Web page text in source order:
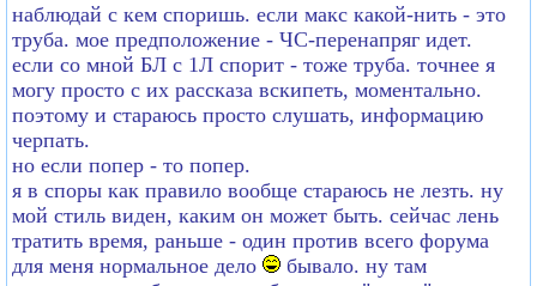
наблюдай с кем споришь. если макс какой-нить - это
труба. мое предположение - ЧС-перенапряг идет.
если со мной БЛ с 1Л спорит - тоже труба. точнее я
могу просто с их рассказа вскипеть, моментально.
поэтому и стараюсь просто слушать, информацию
черпать.
но если попер - то попер.
я в споры как правило вообще стараюсь не лезть. ну
мой стиль виден, каким он может быть. сейчас лень
тратить время, раньше - один против всего форума
для меня нормальное дело
бывало. ну там